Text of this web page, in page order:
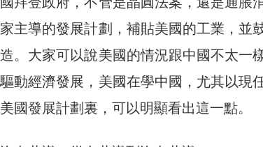
主導的發展計劃，補貼美國的工業，並
。大家可以說美國的情況跟中國不太一
動經濟發展，美國在學中國，尤其以現
國發展計劃裏，可以明顯看出這一點。